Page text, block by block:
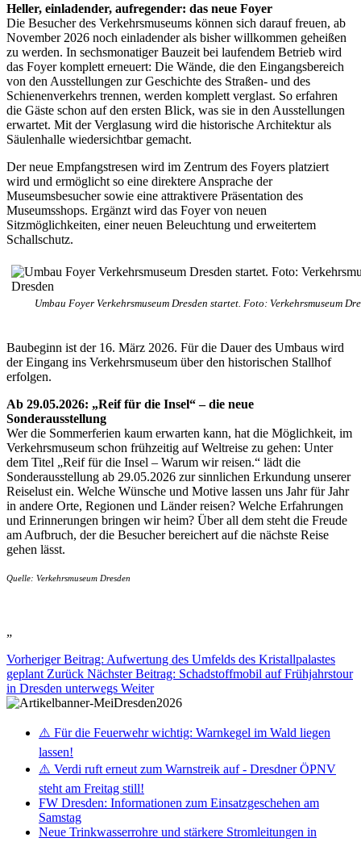
Heller, einladender, aufregender: das neue Foyer
Die Besucher des Verkehrsmuseums können sich darauf freuen, ab
November 2026 noch einladender als bisher willkommen geheißen
zu werden. In sechsmonatiger Bauzeit bei laufendem Betrieb wird
das Foyer komplett erneuert: Die Wände, die den Eingangsbereich
von den Ausstellungen zur Geschichte des Straßen- und des
Schienenverkehrs trennen, werden komplett verglast. So erfahren
die Gäste schon auf den ersten Blick, was sie in den Ausstellungen
erwartet. Mit der Verglasung wird die historische Architektur als
Säulenhalle wiedersichtbar gemacht.
Der neue Empfangstresen wird im Zentrum des Foyers platziert
wird und ermöglicht so eine direktere Ansprache der
Museumsbesucher sowie eine attraktivere Präsentation des
Museumsshops. Ergänzt wird das Foyer von neuen
Sitzmöglichkeiten, einer neuen Beleuchtung und erweitertem
Schallschutz.
Umbau Foyer Verkehrsmuseum Dresden startet. Foto: Verkehrsmuseum
Baubeginn ist der 16. März 2026. Für die Dauer des Umbaus wird
der Eingang ins Verkehrsmuseum über den historischen Stallhof
erfolgen.
Ab 29.05.2026: „Reif für die Insel“ – die neue
Sonderausstellung
Wer die Sommerferien kaum erwarten kann, hat die Möglichkeit, im
Verkehrsmuseum schon frühzeitig auf Weltreise zu gehen: Unter
dem Titel „Reif für die Insel – Warum wir reisen.“ lädt die
Sonderausstellung ab 29.05.2026 zur sinnlichen Erkundung unserer
Reiselust ein. Welche Wünsche und Motive lassen uns Jahr für Jahr
in andere Orte, Regionen und Länder reisen? Welche Erfahrungen
und Erinnerungen bringen wir heim? Über all dem steht die Freude
am Aufbruch, der die Besucher bereichert auf die nächste Reise
gehen lässt.
Quelle: Verkehrsmuseum Dresden
„
Vorheriger Beitrag: Aufwertung des Umfelds des Kristallpalastes
geplant Zurück Nächster Beitrag: Schadstoffmobil auf Frühjahrstour
in Dresden unterwegs Weiter
⚠️ Für die Feuerwehr wichtig: Warnkegel im Wald liegen
lassen!
⚠️ Verdi ruft erneut zum Warnstreik auf - Dresdner ÖPNV
steht am Freitag still!
FW Dresden: Informationen zum Einsatzgeschehen am
Samstag
Neue Trinkwasserrohre und stärkere Stromleitungen in